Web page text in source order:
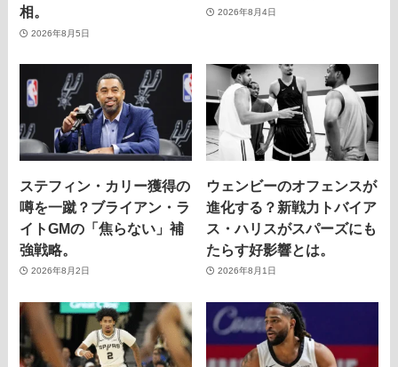
相。
2026年8月5日
2026年8月4日
ステフィン・カリー獲得の
噂を一蹴？ブライアン・ラ
イトGMの「焦らない」補
強戦略。
2026年8月2日
ウェンビーのオフェンスが
進化する？新戦力トバイア
ス・ハリスがスパーズにも
たらす好影響とは。
2026年8月1日